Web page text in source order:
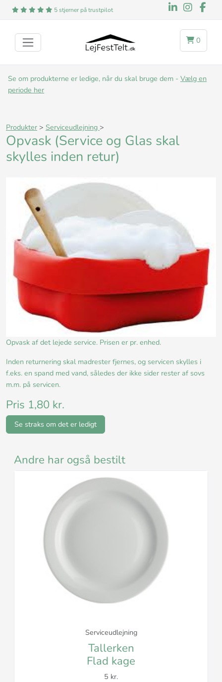
5 stjerner på trustpilot
0
Se om produkterne er ledige, når du skal bruge dem - Vælg en
periode her
Produkter > Serviceudlejning >
Opvask (Service og Glas skal
skylles inden retur)
Opvask af det lejede service. Prisen er pr. enhed.
Inden returnering skal madrester fjernes, og servicen skylles i
f.eks. en spand med vand, således der ikke sider rester af sovs
m.m. på servicen.
Pris 1,80 kr.
Se straks om det er ledigt
Andre har også bestilt
Serviceudlejning
Tallerken
Flad kage
5 kr.